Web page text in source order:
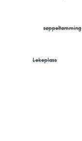
søppeltømming
Lekeplass